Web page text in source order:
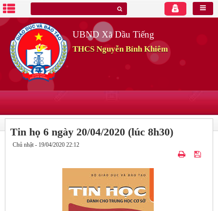
UBND Xã Dầu Tiếng
THCS Nguyễn Bỉnh Khiêm
Tin họ 6 ngày 20/04/2020 (lúc 8h30)
Chủ nhật - 19/04/2020 22:12